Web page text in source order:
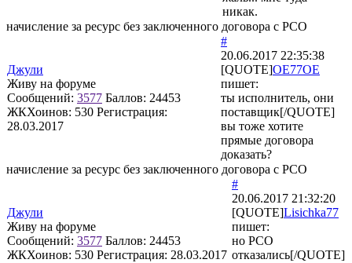
никак.
начисление за ресурс без заключенного договора с РСО
Джули
Живу на форуме
Сообщений: 3577 Баллов: 24453
ЖКХоинов: 530 Регистрация:
28.03.2017
#
20.06.2017 22:35:38
[QUOTE]OE77OE
пишет:
ты исполнитель, они
поставщик[/QUOTE]
вы тоже хотите
прямые договора
доказать?
начисление за ресурс без заключенного договора с РСО
Джули
Живу на форуме
Сообщений: 3577 Баллов: 24453
ЖКХоинов: 530 Регистрация: 28.03.2017
#
20.06.2017 21:32:20
[QUOTE]Lisichka77
пишет:
но РСО
отказались[/QUOTE]